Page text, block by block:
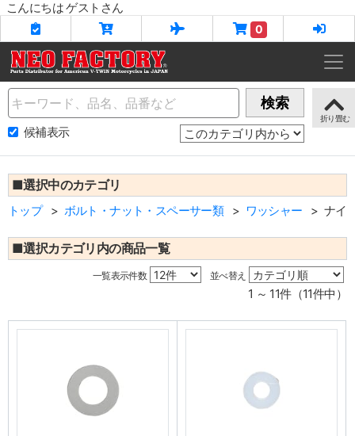
こんにちは ゲストさん
0
Name 検索
候補表示
■選択中のカテゴリ
トップ ボルト・ナット・スペーサー類 ワッシャー ナイ
■選択カテゴリ内の商品一覧
一覧表示件数 並べ替え
1 ～ 11件（11件中）